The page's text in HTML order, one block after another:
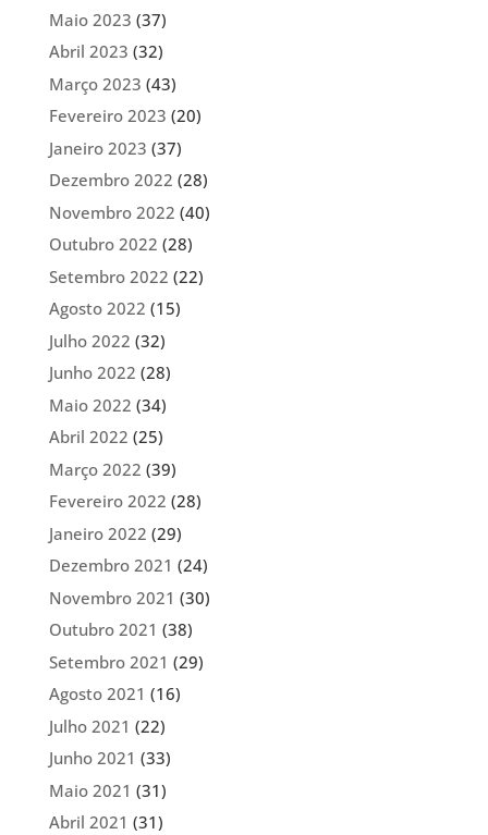
Maio 2023 (37)
Abril 2023 (32)
Março 2023 (43)
Fevereiro 2023 (20)
Janeiro 2023 (37)
Dezembro 2022 (28)
Novembro 2022 (40)
Outubro 2022 (28)
Setembro 2022 (22)
Agosto 2022 (15)
Julho 2022 (32)
Junho 2022 (28)
Maio 2022 (34)
Abril 2022 (25)
Março 2022 (39)
Fevereiro 2022 (28)
Janeiro 2022 (29)
Dezembro 2021 (24)
Novembro 2021 (30)
Outubro 2021 (38)
Setembro 2021 (29)
Agosto 2021 (16)
Julho 2021 (22)
Junho 2021 (33)
Maio 2021 (31)
Abril 2021 (31)